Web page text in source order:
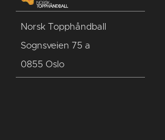
Norsk Topphåndball
Sognsveien 75 a
0855 Oslo